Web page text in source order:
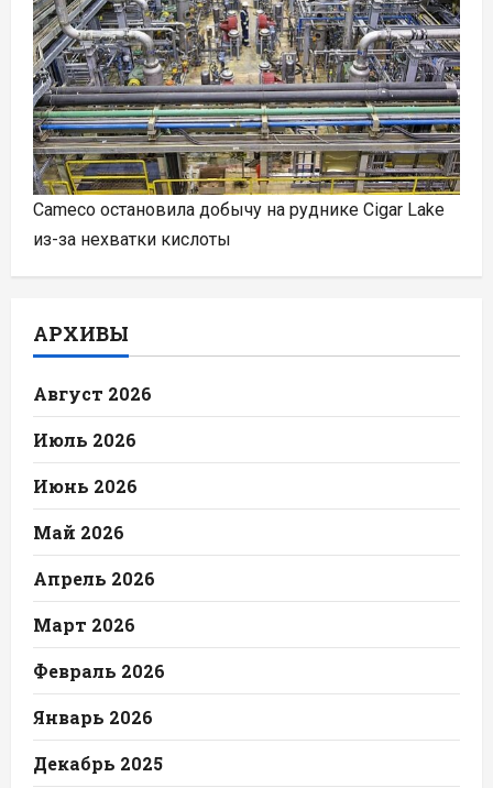
Cameco остановила добычу на руднике Cigar Lake
из-за нехватки кислоты
АРХИВЫ
Август 2026
Июль 2026
Июнь 2026
Май 2026
Апрель 2026
Март 2026
Февраль 2026
Январь 2026
Декабрь 2025